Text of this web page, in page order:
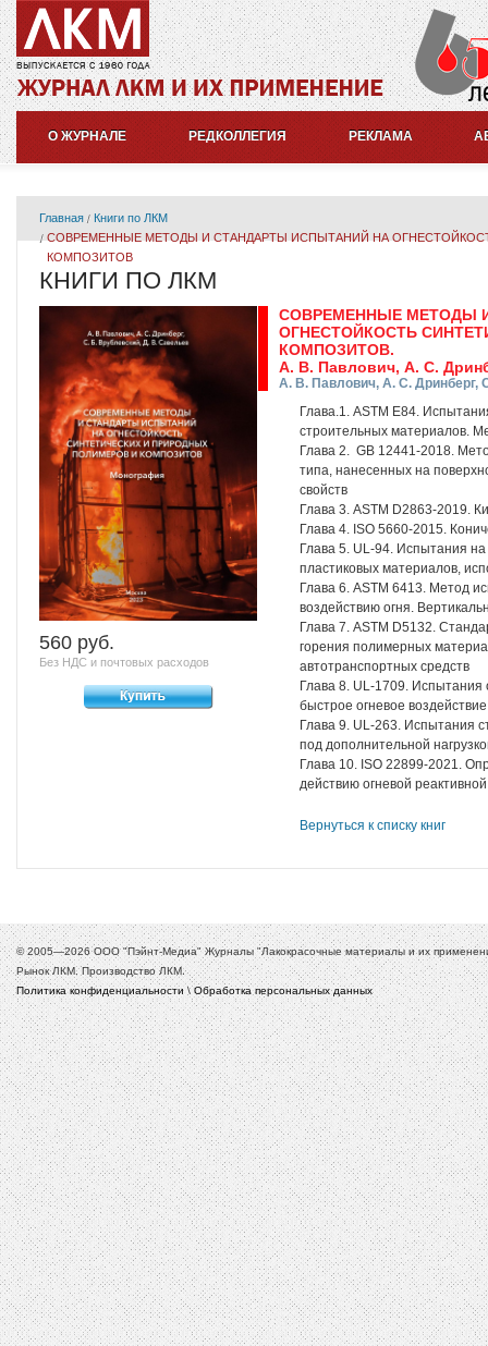
О ЖУРНАЛЕ РЕДКОЛЛЕГИЯ РЕКЛАМА
Главная
Книги по ЛКМ
СОВРЕМЕННЫЕ МЕТОДЫ И СТАНДАРТЫ ИСПЫТАНИЙ НА
КОМПОЗИТОВ
КНИГИ ПО ЛКМ
560 pуб.
Без НДС и почтовых расходов
СОВРЕМЕННЫЕ МЕТОДЫ
ОГНЕСТОЙКОСТЬ
КОМПОЗИТОВ.
А. В. Павлович, А. С.
А. В. Павлович, А. С. Дринберг,
Глава.1. ASTM E84.
строительных материалов.
Глава 2. GB 12441-2018.
типа, нанесенных на
свойств
Глава 3. ASTM D2863-2019.
Глава 4. ISO 5660-2015.
Глава 5. UL-94. Испытания
пластиковых материалов,
Глава 6. ASTM 6413. Метод
воздействию огня.
Глава 7. ASTM D5132.
горения полимерных
автотранспортных средств
Глава 8. UL-1709. Испытания
быстрое огневое
Глава 9. UL-263. Испытания
под дополнительной
Глава 10. ISO 22899-2021.
действию огневой
Вернуться к списку книг
© 2005—2026 ООО "Пэйнт-Медиа" Журналы "Лакокрасочные материалы и их
Рынок ЛКМ. Производство ЛКМ.
Политика конфиденциальности \Обработка персональных данных